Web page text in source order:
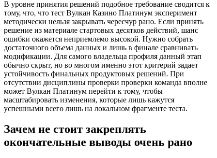
В уровне принятия решений подобное требование сводится к
тому, что, что тест Вулкан Казино Платинум эксперимент
методически нельзя закрывать чересчур рано. Если принять
решение из материале стартовых десятков действий, шанс
ошибки окажется неприемлемо высокой. Нужно собрать
достаточного объема данных и лишь в финале сравнивать
модификации. Для самого владельца профиля данный этап
обычно скрыт, но во многом именно этот критерий задает
устойчивость финальных продуктовых решений. При
отсутствии дисциплины проверки проверки команда вполне
может Вулкан Платинум перейти к тому, чтобы
масштабировать изменения, которые лишь кажутся
успешными всего лишь на локальном фрагменте теста.
Зачем не стоит закреплять
окончательные выводы очень рано